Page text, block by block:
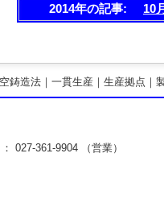
2014年の記事: 10
鋳造法 ｜ 一貫生産 ｜ 生産拠点 ｜
027-361-9904 （営業）